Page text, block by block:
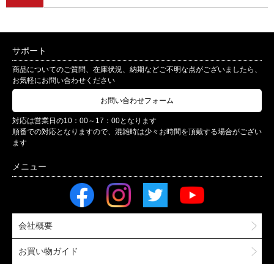
サポート
商品についてのご質問、在庫状況、納期などご不明な点がございましたら、
お気軽にお問い合わせください
お問い合わせフォーム
対応は営業日の10：00～17：00となります
順番での対応となりますので、混雑時は少々お時間を頂戴する場合がござい
ます
会社概要
お買い物ガイド